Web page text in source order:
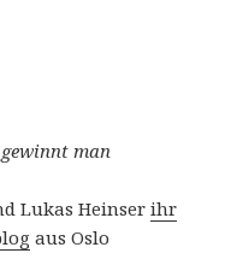
man
Lukas Heinserihr
aus Oslo